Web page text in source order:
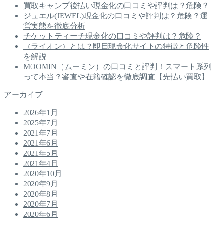
買取キャンプ後払い現金化の口コミや評判は？危険？
ジュエル(JEWEL)現金化の口コミや評判は？危険？運
営実態を徹底分析
チケットティーチ現金化の口コミや評判は？危険？
（ライオン）とは？即日現金化サイトの特徴と危険性
を解説
MOOMIN（ムーミン）の口コミと評判！スマート系列
って本当？審査や在籍確認を徹底調査【先払い買取】
アーカイブ
2026年1月
2025年7月
2021年7月
2021年6月
2021年5月
2021年4月
2020年10月
2020年9月
2020年8月
2020年7月
2020年6月